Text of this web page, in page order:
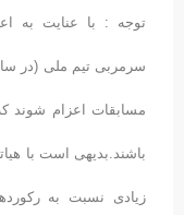
: با عنایت به اعلام
تیم ملی (در سایت
اعزام شوند که
است با هیاتهایی
نسبت به رکوردهای